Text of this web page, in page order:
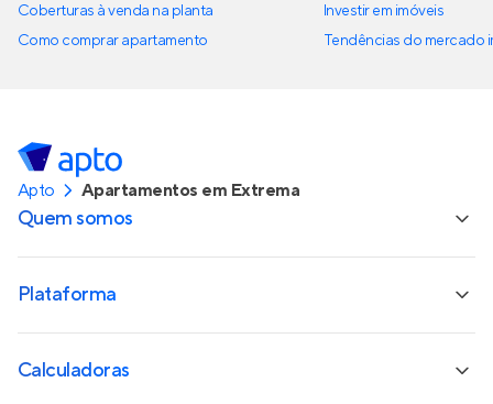
Coberturas à venda na planta
Como comprar apartamento
Investir em imóveis
Tendências do mercado
Apto Apartamentos em Extrema
Quem somos
Plataforma
Calculadoras